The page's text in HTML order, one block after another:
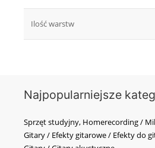
Ilość warstw
Najpopularniejsze
Sprzęt studyjny, Homerecording /
Gitary / Efekty gitarowe / Efekty do